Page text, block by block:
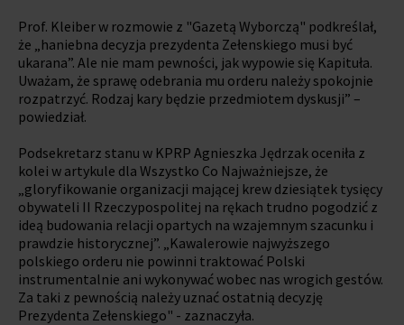
Prof. Kleiber w rozmowie z "Gazetą Wyborczą" podkreślał,
że „haniebna decyzja prezydenta Zełenskiego musi być
ukarana”. Ale nie mam pewności, jak wypowie się Kapituła.
Uważam, że sprawę odebrania mu orderu należy spokojnie
rozpatrzyć. Rodzaj kary będzie przedmiotem dyskusji” –
powiedział.
Podsekretarz stanu w KPRP Agnieszka Jędrzak oceniła z
kolei w artykule dla Wszystko Co Najważniejsze, że
„gloryfikowanie organizacji mającej krew dziesiątek tysięcy
obywateli II Rzeczypospolitej na rękach trudno pogodzić z
ideą budowania relacji opartych na wzajemnym szacunku i
prawdzie historycznej”. „Kawalerowie najwyższego
polskiego orderu nie powinni traktować Polski
instrumentalnie ani wykonywać wobec nas wrogich gestów.
Za taki z pewnością należy uznać ostatnią decyzję
Prezydenta Zełenskiego" - zaznaczyła.